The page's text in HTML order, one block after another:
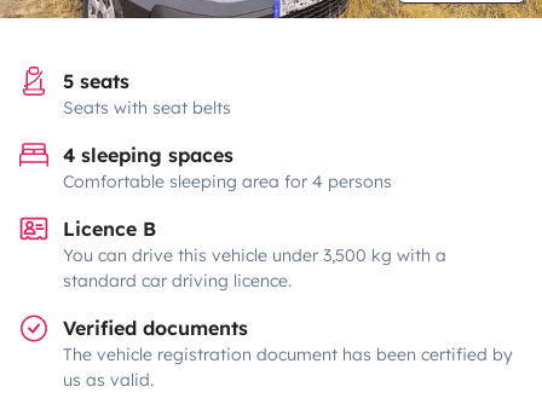
5 seats
Seats with seat belts
4 sleeping spaces
Comfortable sleeping area for 4 persons
Licence B
You can drive this vehicle under 3,500 kg with a
standard car driving licence.
Verified documents
The vehicle registration document has been certified by
us as valid.